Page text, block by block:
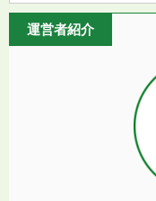
運営者紹介